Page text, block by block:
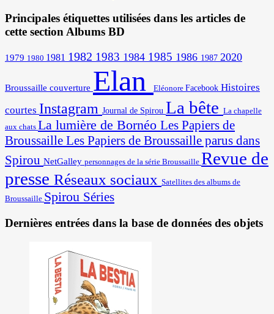
Principales étiquettes utilisées dans les articles de
cette section Albums BD
1979 1980 1981 1982 1983 1984 1985 1986 1987 2020
Broussaille couverture Elan Eléonore Facebook Histoires
courtes Instagram Journal de Spirou La bête La chapelle
aux chats La lumière de Bornéo Les Papiers de
Broussaille Les Papiers de Broussaille parus dans
Spirou NetGalley personnages de la série Broussaille Revue de
presse Réseaux sociaux Satellites des albums de
Broussaille Spirou Séries
Dernières entrées dans la base de données des objets